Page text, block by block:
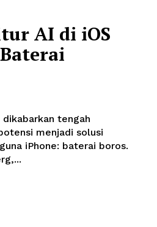
AI di iOS
dikabarkan tengah
menjadi solusi
iPhone: baterai boros.